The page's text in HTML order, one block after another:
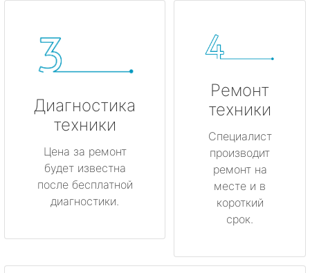
Диагностика
техники
Цена за ремонт
будет известна
после бесплатной
диагностики.
Ремонт
техники
Специалист
производит
ремонт на
месте и в
короткий
срок.